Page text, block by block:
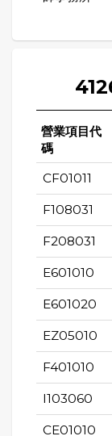
營業項目代
碼
CF01011
F108031
F208031
E601010
E601020
EZ05010
F401010
I103060
CE01010